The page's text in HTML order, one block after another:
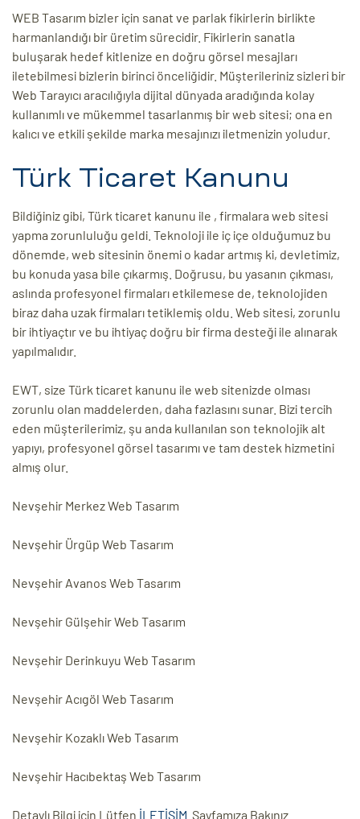
WEB Tasarım bizler için sanat ve parlak fikirlerin birlikte
harmanlandığı bir üretim sürecidir. Fikirlerin sanatla
buluşarak hedef kitlenize en doğru görsel mesajları
iletebilmesi bizlerin birinci önceliğidir. Müşterileriniz sizleri bir
Web Tarayıcı aracılığıyla dijital dünyada aradığında kolay
kullanımlı ve mükemmel tasarlanmış bir web sitesi; ona en
kalıcı ve etkili şekilde marka mesajınızı iletmenizin yoludur.
Türk Ticaret Kanunu
Bildiğiniz gibi, Türk ticaret kanunu ile , firmalara web sitesi
yapma zorunluluğu geldi. Teknoloji ile iç içe olduğumuz bu
dönemde, web sitesinin önemi o kadar artmış ki, devletimiz,
bu konuda yasa bile çıkarmış. Doğrusu, bu yasanın çıkması,
aslında profesyonel firmaları etkilemese de, teknolojiden
biraz daha uzak firmaları tetiklemiş oldu. Web sitesi, zorunlu
bir ihtiyaçtır ve bu ihtiyaç doğru bir firma desteği ile alınarak
yapılmalıdır.
EWT, size Türk ticaret kanunu ile web sitenizde olması
zorunlu olan maddelerden, daha fazlasını sunar. Bizi tercih
eden müşterilerimiz, şu anda kullanılan son teknolojik alt
yapıyı, profesyonel görsel tasarımı ve tam destek hizmetini
almış olur.
Nevşehir Merkez Web Tasarım
Nevşehir Ürgüp Web Tasarım
Nevşehir Avanos Web Tasarım
Nevşehir Gülşehir Web Tasarım
Nevşehir Derinkuyu Web Tasarım
Nevşehir Acıgöl Web Tasarım
Nevşehir Kozaklı Web Tasarım
Nevşehir Hacıbektaş Web Tasarım
Detaylı Bilgi için Lütfen İLETİŞİM Sayfamıza Bakınız.